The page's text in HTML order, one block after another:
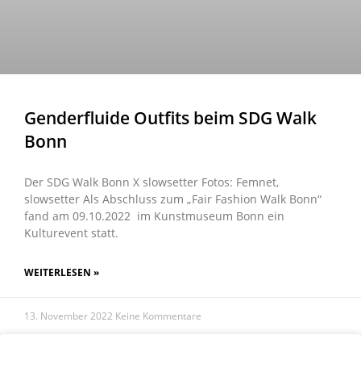
Genderfluide Outfits beim SDG Walk
Bonn
Der SDG Walk Bonn X slowsetter Fotos: Femnet,
slowsetter Als Abschluss zum „Fair Fashion Walk Bonn“
fand am 09.10.2022 im Kunstmuseum Bonn ein
Kulturevent statt.
WEITERLESEN »
13. November 2022 Keine Kommentare